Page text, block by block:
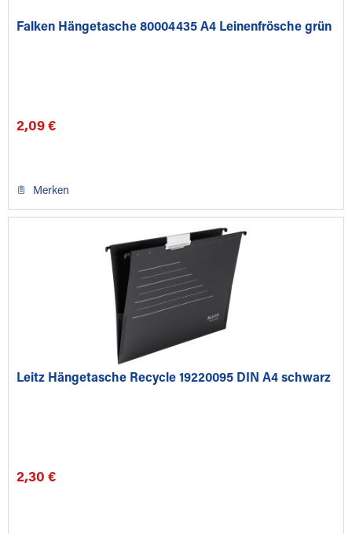
Falken Hängetasche 80004435 A4 Leinenfrösche grün
2,09 €
Merken
Leitz Hängetasche Recycle 19220095 DIN A4 schwarz
2,30 €